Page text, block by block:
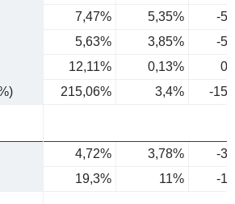
7,47% 5,35%
-
5,63% 3,85%
-
12,11% 0,13%
215,06% 3,4% -
4,72% 3,78%
-
19,3% 11% -